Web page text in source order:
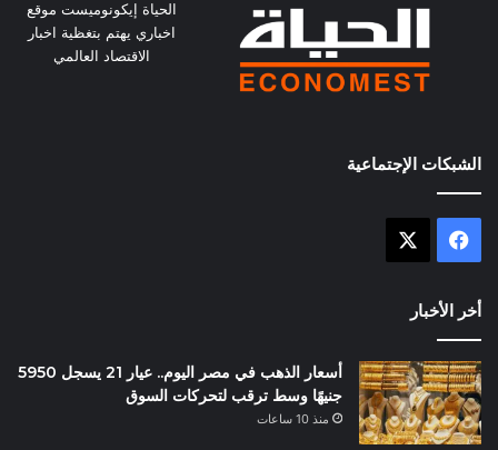
الحياة إيكونوميست موقع
اخباري يهتم بتغظية اخبار
الاقتصاد العالمي
الشبكات الإجتماعية
فيسبوك
أخر الأخبار
أسعار الذهب في مصر اليوم.. عيار 21 يسجل 5950
جنيهًا وسط ترقب لتحركات السوق
منذ 10 ساعات